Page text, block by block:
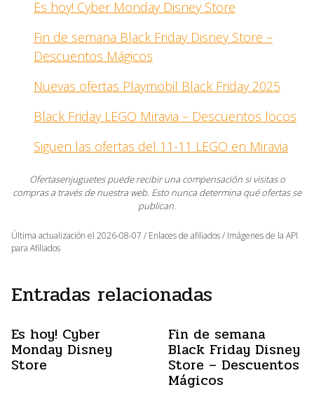
Es hoy! Cyber Monday Disney Store
Fin de semana Black Friday Disney Store –
Descuentos Mágicos
Nuevas ofertas Playmobil Black Friday 2025
Black Friday LEGO Miravia – Descuentos locos
Siguen las ofertas del 11-11 LEGO en Miravia
Ofertasenjuguetes puede recibir una compensación si visitas o
compras a través de nuestra web. Esto nunca determina qué ofertas se
publican.
Última actualización el 2026-08-07 / Enlaces de afiliados / Imágenes de la API
para Afiliados
Entradas relacionadas
Es hoy! Cyber
Monday Disney
Store
Fin de semana
Black Friday Disney
Store – Descuentos
Mágicos